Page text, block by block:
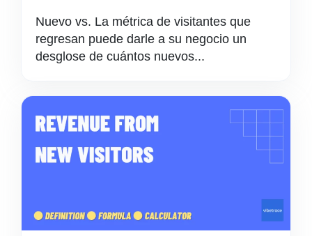
Nuevo vs. La métrica de visitantes que
regresan puede darle a su negocio un
desglose de cuántos nuevos...